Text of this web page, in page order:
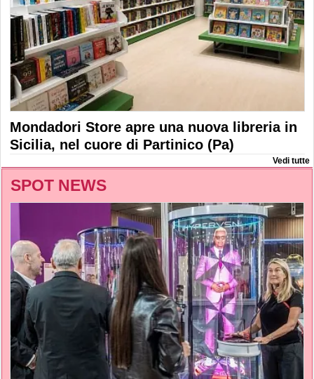
Mondadori Store apre una nuova libreria in
Sicilia, nel cuore di Partinico (Pa)
Vedi tutte
SPOT NEWS